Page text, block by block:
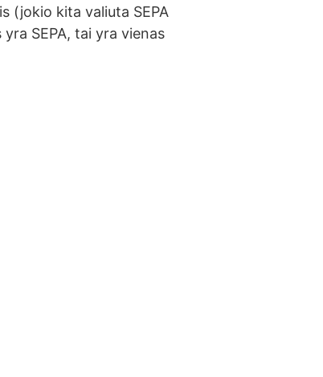
(jokio kita valiuta SEPA
SEPA, tai yra vienas